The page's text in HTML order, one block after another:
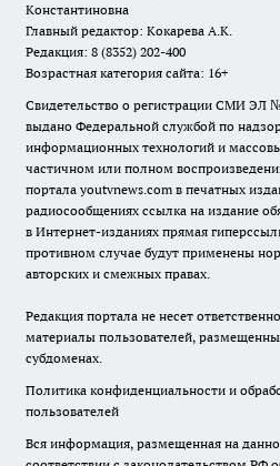
Константиновна
Главный редактор: Кокарева А.К.
Редакция: 8 (8352) 202-400
Возрастная категория сайта: 16+
Свидетельство о регистрации СМИ ЭЛ №
выдано Федеральной службой по
информационных технологий и
частичном или полном
портала youtvnews.com в печатных
радиосообщениях ссылка на издание
в Интернет-изданиях прямая
противном случае будут применены
авторских и смежных правах.
Редакция портала не несет
материалы пользователей,
субдоменах.
Политика конфиденциальности и
пользователей
Вся информация, размещенная на